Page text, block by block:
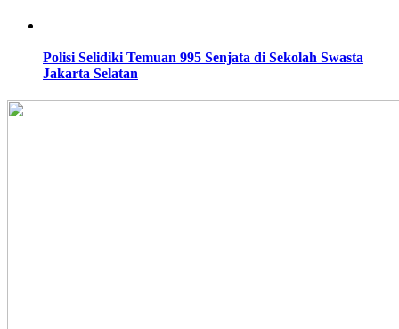
Polisi Selidiki Temuan 995 Senjata di Sekolah Swasta
Jakarta Selatan